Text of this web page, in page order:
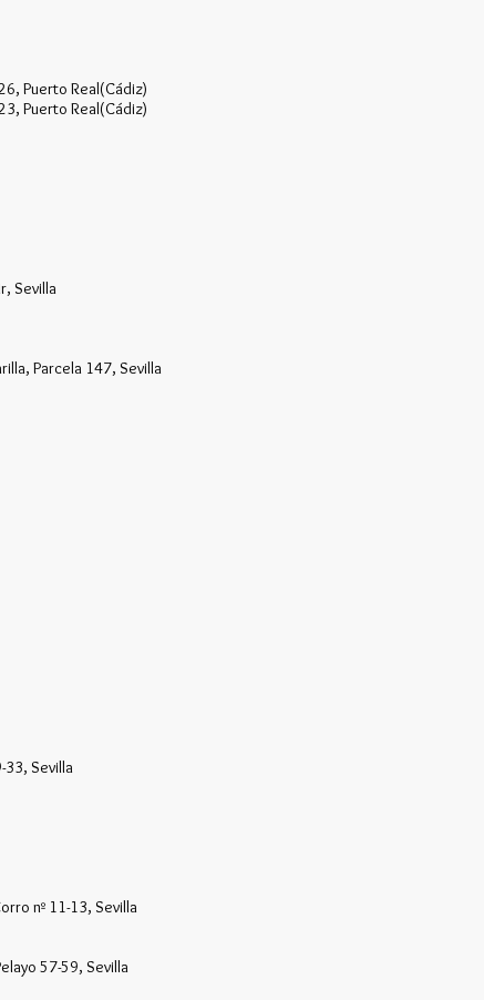
Puerto Real(Cádiz)
Puerto Real(Cádiz)
Sevilla
Parcela 147, Sevilla
33, Sevilla
nº 11-13, Sevilla
57-59, Sevilla